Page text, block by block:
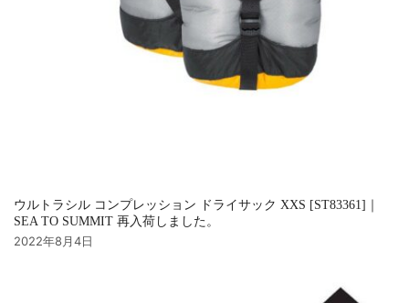
ウルトラシル コンプレッション ドライサック XXS [ST83361]｜
SEA TO SUMMIT 再入荷しました。
2022年8月4日